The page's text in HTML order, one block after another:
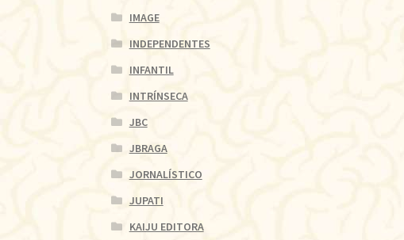
IMAGE
INDEPENDENTES
INFANTIL
INTRÍNSECA
JBC
JBRAGA
JORNALÍSTICO
JUPATI
KAIJU EDITORA